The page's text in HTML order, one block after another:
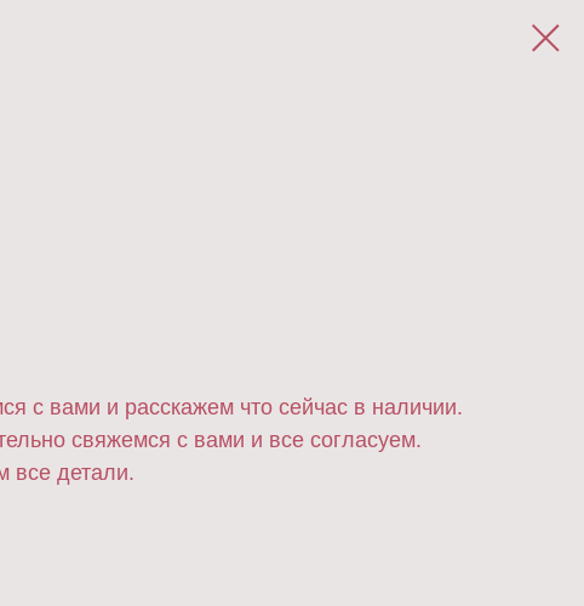
с вами и расскажем что сейчас в наличии.
свяжемся с вами и все согласуем.
все детали.